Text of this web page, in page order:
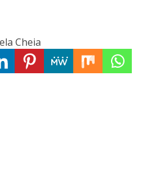
Cheia